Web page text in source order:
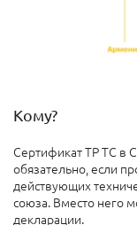
Кому?
Сертификат ТР ТС в
обязательно, если
действующих
союза. Вместо него
декларации.